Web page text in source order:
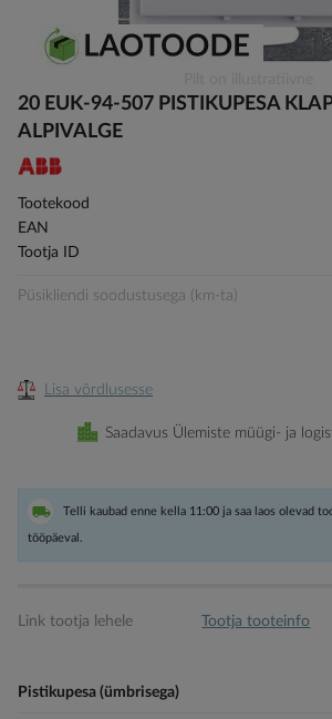
to
the
of
images
gallery
20 EUK-94-507 PISTIKUPESA
ALPIVALGE
Tootekood
EAN
Tootja ID
Püsikliendi soodustusega (km-ta)
Lisa võrdlusesse
Saadavus Ülemiste müügi- ja
Telli kaubad enne kella 11:00 ja saa laos olevad
tööpäeval.
Link tootja lehele Tootja tooteinfo
Pistikupesa (ümbrisega)